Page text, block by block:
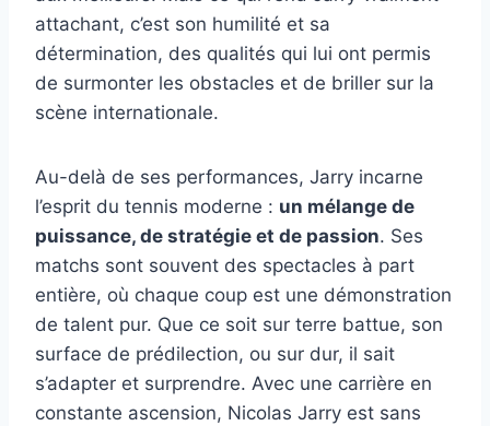
attachant, c’est son humilité et sa
détermination, des qualités qui lui ont permis
de surmonter les obstacles et de briller sur la
scène internationale.
Au-delà de ses performances, Jarry incarne
l’esprit du tennis moderne : un mélange de
puissance, de stratégie et de passion. Ses
matchs sont souvent des spectacles à part
entière, où chaque coup est une démonstration
de talent pur. Que ce soit sur terre battue, son
surface de prédilection, ou sur dur, il sait
s’adapter et surprendre. Avec une carrière en
constante ascension, Nicolas Jarry est sans